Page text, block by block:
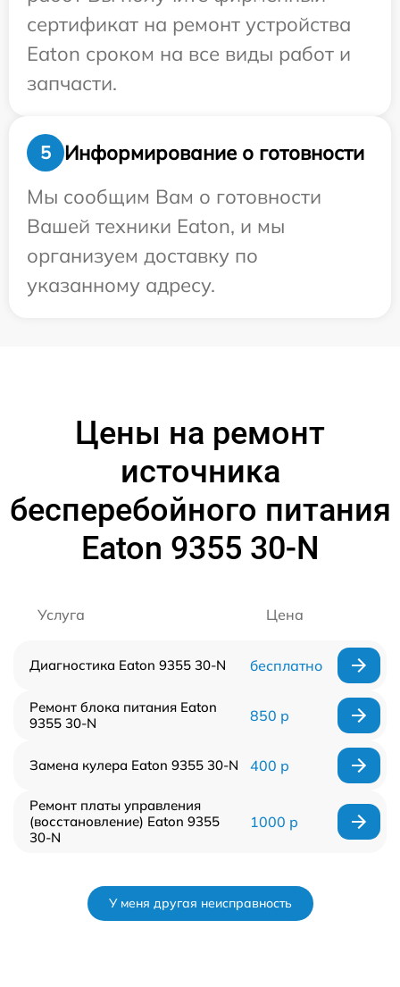
сертификат на ремонт устройства
Eaton сроком на все виды работ и
запчасти.
5
Информирование о готовности
Мы сообщим Вам о готовности
Вашей техники Eaton, и мы
организуем доставку по
указанному адресу.
Цены на ремонт
источника
бесперебойного питания
Eaton 9355 30-N
Услуга Цена
Диагностика Eaton 9355 30-N бесплатно
Ремонт блока питания Eaton
9355 30-N
850 р
Замена кулера Eaton 9355 30-N 400 р
Ремонт платы управления
(восстановление) Eaton 9355
30-N
1000 р
У меня другая неисправность